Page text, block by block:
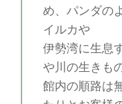
め、パンダの
イルカや
伊勢湾に生息
や川の生きも
館内の順路は